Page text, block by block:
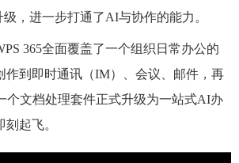
级，进一步打通了AI与协作的能力。
365全面覆盖了一个组织日常办公的
作到即时通讯（IM）、会议、邮件，再
个文档处理套件正式升级为一站式AI办
起飞。